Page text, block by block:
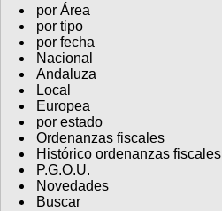
por Área
por tipo
por fecha
Nacional
Andaluza
Local
Europea
por estado
Ordenanzas fiscales
Histórico ordenanzas fiscales
P.G.O.U.
Novedades
Buscar